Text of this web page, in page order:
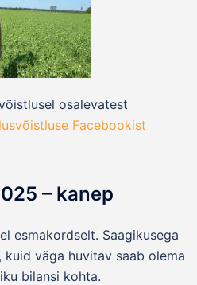
osalevatest
Facebookist
– kanep
esmakordselt. Saagikusega
väga huvitav saab olema
bilansi kohta.